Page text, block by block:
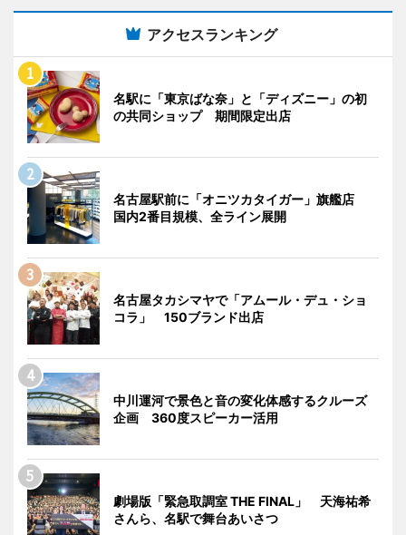
アクセスランキング
名駅に「東京ばな奈」と「ディズニー」の初
の共同ショップ 期間限定出店
名古屋駅前に「オニツカタイガー」旗艦店
国内2番目規模、全ライン展開
名古屋タカシマヤで「アムール・デュ・ショ
コラ」 150ブランド出店
中川運河で景色と音の変化体感するクルーズ
企画 360度スピーカー活用
劇場版「緊急取調室 THE FINAL」 天海祐希
さんら、名駅で舞台あいさつ